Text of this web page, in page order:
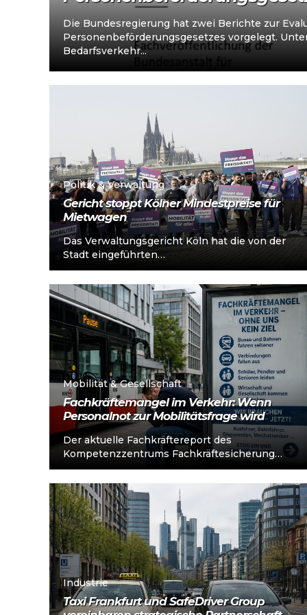
Die Bundesregierung hat zwei Berichte zur
Personenbeförderungsgesetzes vorgelegt.
Bedarfsverkehr...
Politik & Verwaltung
Gericht stoppt Kölner Mindestpreise für
Mietwagen
Das Verwaltungsgericht Köln hat die von der
Stadt eingeführten
Mindestbeförderungsentgelte für Mietwagen
in einem Eilverfahren beanstandet. Neben
formalen Fragen äußerte...
Mobilität & Gesellschaft
Fachkräftemangel im Verkehr: Wenn
Personalnot zur Mobilitätsfrage wird
Der aktuelle Fachkräftereport des
Kompetenzzentrums Fachkräftesicherung
(KOFA, Stand März 2026) zeigt: Während sich
die Lage am Arbeitsmarkt insgesamt
konjunkturbedingt entspannt,...
Mehr lesen
Industrie
Taxi Frankfurt und SafeDriver Group
Mehr lesen